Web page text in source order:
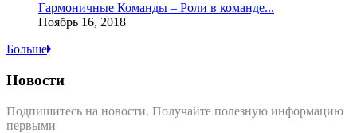
Гармоничные Команды – Роли в команде...
Ноябрь 16, 2018
Больше
Новости
Подпишитесь на новости. Получайте полезную информацию
первыми